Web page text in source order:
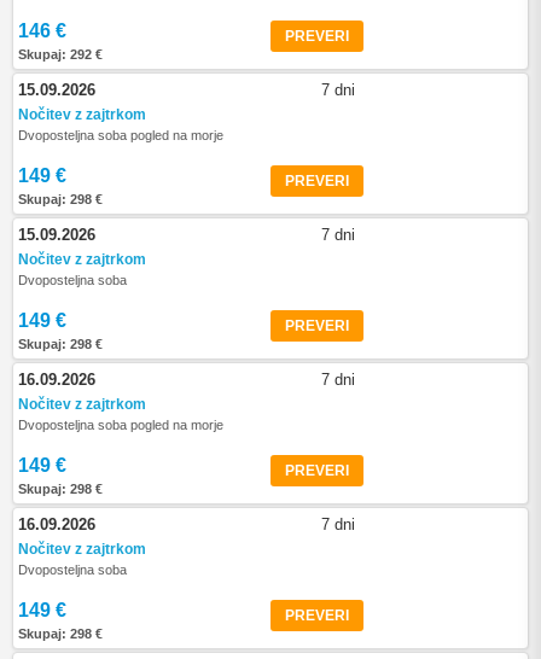
146 €
Skupaj: 292 €
PREVERI
15.09.2026 7 dni
Nočitev z zajtrkom
Dvoposteljna soba pogled na morje
149 €
Skupaj: 298 €
PREVERI
15.09.2026 7 dni
Nočitev z zajtrkom
Dvoposteljna soba
149 €
Skupaj: 298 €
PREVERI
16.09.2026 7 dni
Nočitev z zajtrkom
Dvoposteljna soba pogled na morje
149 €
Skupaj: 298 €
PREVERI
16.09.2026 7 dni
Nočitev z zajtrkom
Dvoposteljna soba
149 €
Skupaj: 298 €
PREVERI